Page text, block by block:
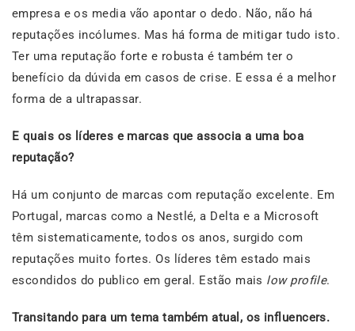
empresa e os media vão apontar o dedo. Não, não há
reputações incólumes. Mas há forma de mitigar tudo isto.
Ter uma reputação forte e robusta é também ter o
benefício da dúvida em casos de crise. E essa é a melhor
forma de a ultrapassar.
E quais os líderes e marcas que associa a uma boa
reputação?
Há um conjunto de marcas com reputação excelente. Em
Portugal, marcas como a Nestlé, a Delta e a Microsoft
têm sistematicamente, todos os anos, surgido com
reputações muito fortes. Os líderes têm estado mais
escondidos do publico em geral. Estão mais low profile.
Transitando para um tema também atual, os influencers.